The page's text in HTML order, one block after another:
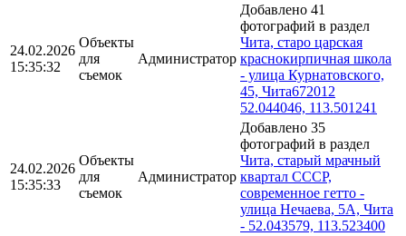
24.02.2026
15:35:32
Объекты
для
съемок
Администратор
Добавлено 41
фотографий в раздел
Чита, старо царская
краснокирпичная школа
- улица Курнатовского,
45, Чита672012
52.044046, 113.501241
24.02.2026
15:35:33
Объекты
для
съемок
Администратор
Добавлено 35
фотографий в раздел
Чита, старый мрачный
квартал СССР,
современное гетто -
улица Нечаева, 5А, Чита
- 52.043579, 113.523400